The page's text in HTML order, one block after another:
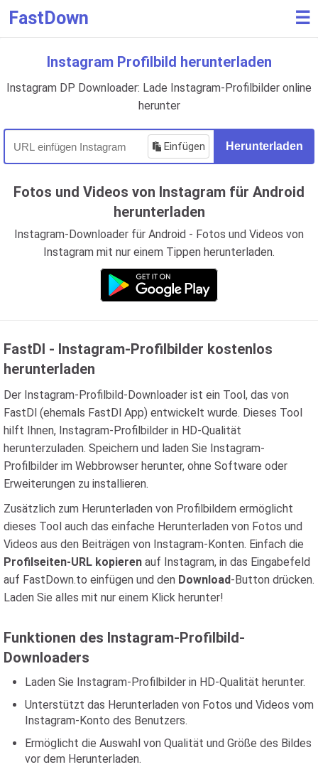
FastDown ☰
Instagram Profilbild herunterladen
Instagram DP Downloader: Lade Instagram-Profilbilder online
herunter
Einfügen Herunterladen
Fotos und Videos von Instagram für Android
herunterladen
Instagram-Downloader für Android - Fotos und Videos von
Instagram mit nur einem Tippen herunterladen.
FastDl - Instagram-Profilbilder kostenlos
herunterladen
Der Instagram-Profilbild-Downloader ist ein Tool, das von
FastDl (ehemals FastDl App) entwickelt wurde. Dieses Tool
hilft Ihnen, Instagram-Profilbilder in HD-Qualität
herunterzuladen. Speichern und laden Sie Instagram-
Profilbilder im Webbrowser herunter, ohne Software oder
Erweiterungen zu installieren.
Zusätzlich zum Herunterladen von Profilbildern ermöglicht
dieses Tool auch das einfache Herunterladen von Fotos und
Videos aus den Beiträgen von Instagram-Konten. Einfach die
Profilseiten-URL kopieren auf Instagram, in das Eingabefeld
auf FastDown.to einfügen und den Download-Button drücken.
Laden Sie alles mit nur einem Klick herunter!
Funktionen des Instagram-Profilbild-
Downloaders
Laden Sie Instagram-Profilbilder in HD-Qualität herunter.
Unterstützt das Herunterladen von Fotos und Videos vom
Instagram-Konto des Benutzers.
Ermöglicht die Auswahl von Qualität und Größe des Bildes
vor dem Herunterladen.